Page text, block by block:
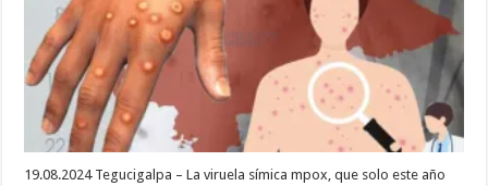
19.08.2024 Tegucigalpa – La viruela símica mpox, que solo este año